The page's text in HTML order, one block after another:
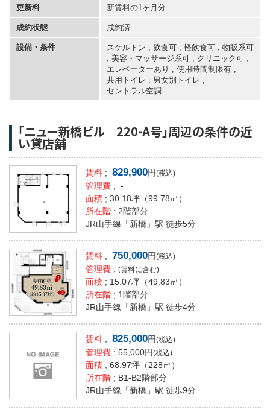
更新料 新賃料の1ヶ月分
成約状態 成約済
設備・条件
スケルトン , 飲食可 , 軽飲食可 , 物販系可
, 美容・マッサージ系可 , クリニック可 ,
エレベーターあり
使用時間制限有
共用トイレ
男女別トイレ
セントラル空調
「ニュー新橋ビル 220-A号」周辺の条件の近
い貸店舗
賃料 ; 829,900円(税込)
管理費 ; -
面積 ; 30.18坪 （99.78㎡）
所在階 ; 2階部分
JR山手線「新橋」駅 徒歩5分
賃料 ; 750,000円(税込)
管理費 ; (賃料に含む)
面積 ; 15.07坪 （49.83㎡）
所在階 ; 1階部分
JR山手線「新橋」駅 徒歩4分
賃料 ; 825,000円(税込)
管理費 ; 55,000円(税込)
面積 ; 68.97坪 （228㎡）
所在階 ; B1-B2階部分
JR山手線「新橋」駅 徒歩9分